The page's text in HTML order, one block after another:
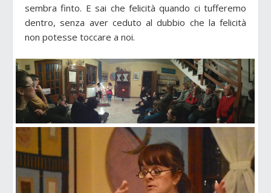
sembra finto. E sai che felicità quando ci tufferemo
dentro, senza aver ceduto al dubbio che la felicità
non potesse toccare a noi.